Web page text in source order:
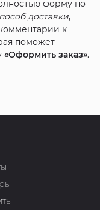
форму по
доставки,
к
поможет
«Оформить заказ».